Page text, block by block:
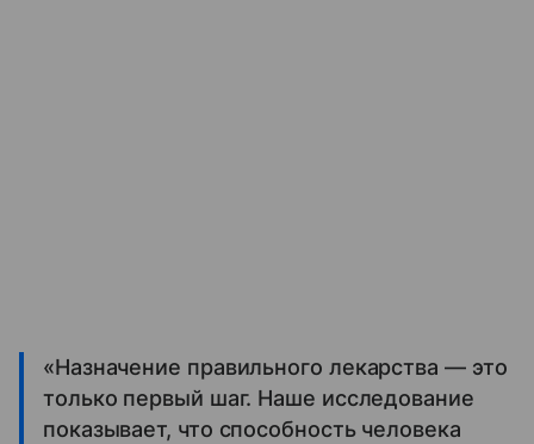
«Назначение правильного лекарства — это
только первый шаг. Наше исследование
показывает, что способность человека